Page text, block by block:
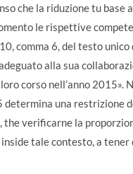
che la riduzione tu base
le rispettive
comma 6, del testo
alla sua
corso nell’anno 2015».
determina una
the verificarne la
tale contesto, a